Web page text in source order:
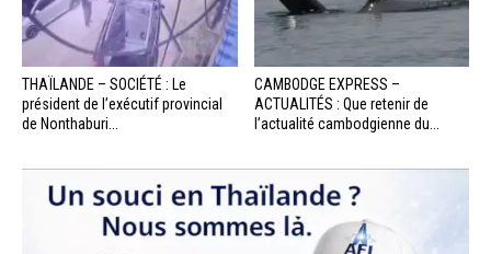
THAÏLANDE – SOCIÉTÉ : Le
président de l’exécutif provincial
de Nonthaburi...
CAMBODGE EXPRESS –
ACTUALITÉS : Que retenir de
l’actualité cambodgienne du...